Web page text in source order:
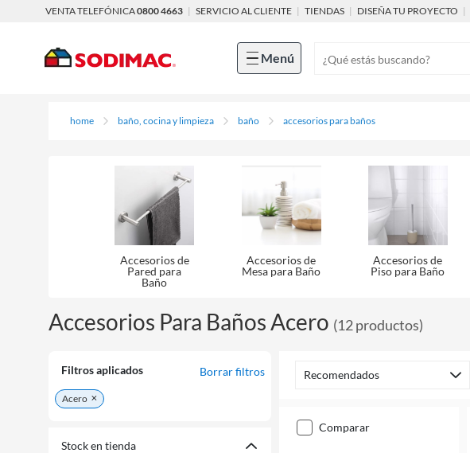
VENTA TELEFÓNICA0800 4663 | SERVICIO AL CLIENTE | TIENDAS | DISEÑA TU PROYECTO |
Menú
home baño, cocina y limpieza baño accesorios para baños
Accesorios de
Pared para
Baño
Accesorios de
Mesa para Baño
Accesorios de
Piso para Baño
Accesorios Para Baños Acero (12productos)
Filtros aplicados Borrar filtros
Acero
Stock en tienda
Recomendados
comparar